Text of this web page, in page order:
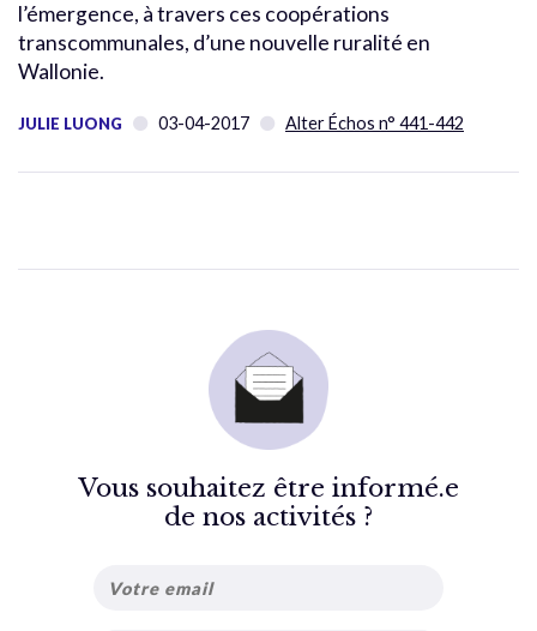
l’émergence, à travers ces coopérations
transcommunales, d’une nouvelle ruralité en
Wallonie.
JULIE LUONG 03-04-2017 Alter Échos n° 441-442
Vous souhaitez être informé.e
de nos activités ?